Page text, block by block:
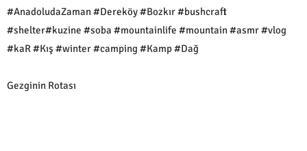
#AnadoludaZaman #Dereköy #Bozkır #bushcraft
#shelter#kuzine #soba #mountainlife #mountain #asmr #vlog
#kaR #Kış #winter #camping #Kamp #Dağ
Gezginin Rotası